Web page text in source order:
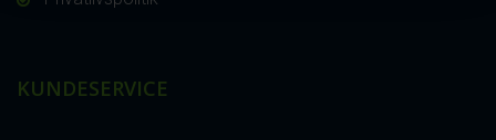
KUNDESERVICE